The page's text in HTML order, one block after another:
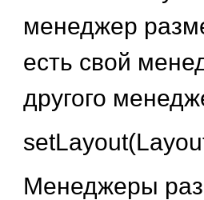
менеджер
есть свой
другого
Менеджеры